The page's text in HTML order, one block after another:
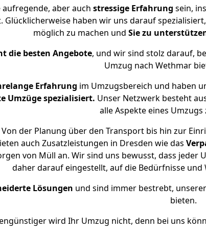
aber auch stressige Erfahrung sein,
Glücklicherweise haben wir uns darauf
möglich zu machen und Sie zu
die besten Angebote, und wir sind stolz darauf,
Umzug nach Wethmar
Erfahrung im Umzugsbereich und haben
Umzüge spezialisiert. Unser Netzwerk besteht
alle Aspekte eines
Von der Planung über den Transport bis hin zur
auch Zusatzleistungen in Dresden wie das
von Müll an. Wir sind uns bewusst, dass
daher darauf eingestellt, auf die Bedürfnisse
Lösungen und sind immer bestrebt,
bieten.
wird Ihr Umzug nicht, denn bei uns